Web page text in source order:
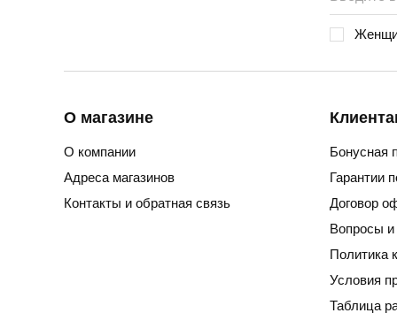
О магазине
О компании
Адреса магазинов
Контакты и обратная связь
Бонусная
Гарантии
Договор
Вопросы и
Политика
Условия
Таблица